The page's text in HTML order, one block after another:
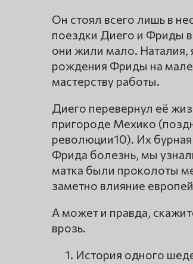
Он стоял всего лишь в
поездки Диего и Фриды
они жили мало. Наталия,
рождения Фриды на
мастерству работы.
Диего перевернул её
пригороде Мехико
революции10). Их
Фрида болезнь, мы
матка были проколоты
заметно влияние
А может и правда,
врозь.
История одного